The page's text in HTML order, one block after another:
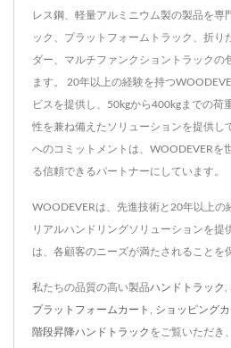
レス鋼、軽量アルミニウム製の製品を専
ック、プラットフォームトラック、折り
ダー、マルチファンクショントラックの
ます。 20年以上の経験を持つ
ビスを提供し、50kgから400kgまでの荷
性を兼ね備えたソリューションを提供し
へのコミットメントは、WOODEVERを
る信頼できるパートナーにしています。
WOODEVERは、先進技術と20年以上の
リアルハンドリングソリューションを提
は、各顧客のニーズが満たされることを
私たちの品質の高い製品ハンドトラック
プラットフォームカート ショッピングカ
階段昇降ハンドトラック をご覧いただき、